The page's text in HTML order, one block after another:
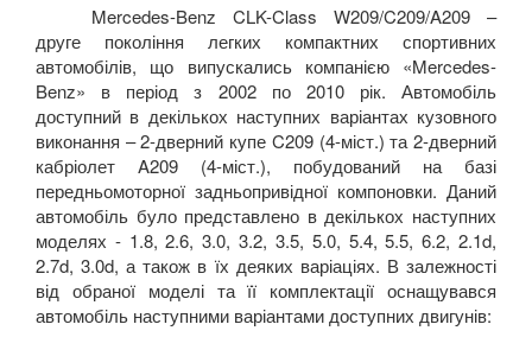
Mercedes-Benz CLK-Class W209/C209/A209 –
друге покоління легких компактних спортивних
автомобілів, що випускались компанією «Mercedes-
Benz» в період з 2002 по 2010 рік. Автомобіль
доступний в декількох наступних варіантах кузовного
виконання – 2-дверний купе C209 (4-міст.) та 2-дверний
кабріолет A209 (4-міст.), побудований на базі
передньомоторної задньопривідної компоновки. Даний
автомобіль було представлено в декількох наступних
моделях - 1.8, 2.6, 3.0, 3.2, 3.5, 5.0, 5.4, 5.5, 6.2, 2.1d,
2.7d, 3.0d, а також в їх деяких варіаціях. В залежності
від обраної моделі та її комплектації оснащувався
автомобіль наступними варіантами доступних двигунів: